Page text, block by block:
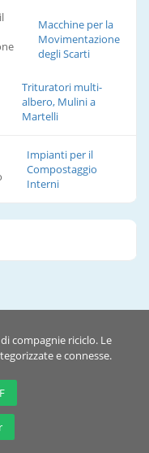
Macchine per la
Movimentazione
degli Scarti
Trituratori multi-
albero, Mulini a
Martelli
Impianti per il
Compostaggio
Interni
compagnie riciclo. Le
e connesse.